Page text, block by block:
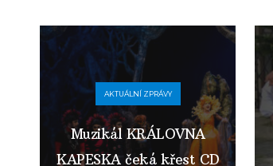
AKTUÁLNÍ ZPRÁVY
Muzikál KRÁLOVNA
KAPESKA čeká křest CD